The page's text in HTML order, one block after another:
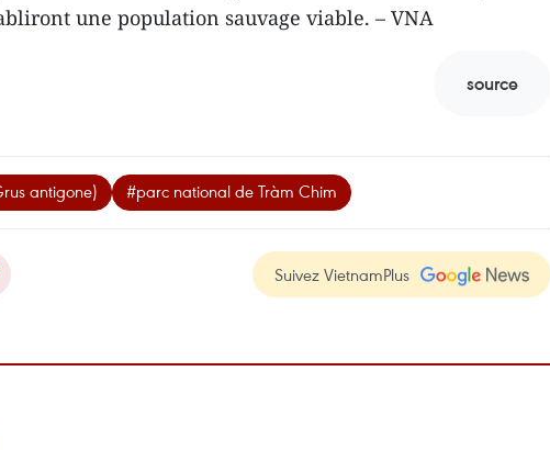
une population sauvage viable. – VNA
source
antigone) #parc national de Tràm Chim
Suivez VietnamPlus